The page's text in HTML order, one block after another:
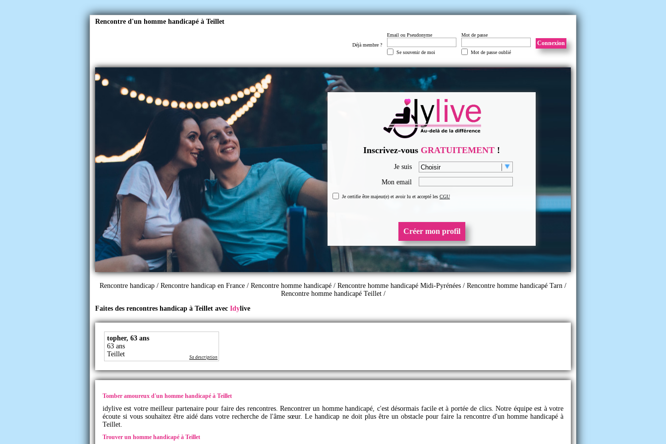
Rencontre d'un homme handicapé à Teillet
Déjà membre ?
Email ou Pseudonyme
Se souvenir de moi
Mot de passe
Mot de passe oublié
Connexion
Inscrivez-vous GRATUITEMENT !
Je suis
Mon email
Je certifie être majeur(e) et avoir lu et accepté les CGU
Créer mon profil
Rencontre handicap / Rencontre handicap en France / Rencontre homme handicapé / Rencontre homme handicapé Midi-Pyrénées / Rencontre homme handicapé Tarn /
Rencontre homme handicapé Teillet/
Faites des rencontres handicap à Teillet avec Idylive
topher, 63 ans
63 ans
Teillet
Sa description
Tomber amoureux d'un homme handicapé à Teillet
idylive est votre meilleur partenaire pour faire des rencontres. Rencontrer un homme handicapé, c'est désormais facile et à portée de clics. Notre équipe est à votre
écoute si vous souhaitez être aidé dans votre recherche de l'âme sœur. Le handicap ne doit plus être un obstacle pour faire la rencontre d'un homme handicapé à
Teillet.
Trouver un homme handicapé à Teillet